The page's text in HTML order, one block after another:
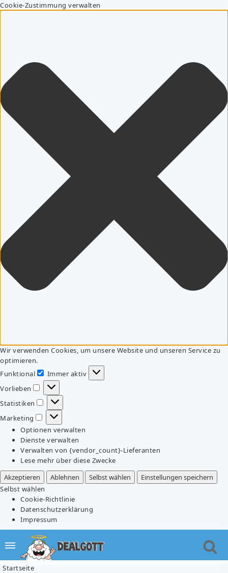
Cookie-Zustimmung verwalten
Wir verwenden Cookies, um unsere Website und unseren Service zu
optimieren.
Funktional
Funktional
Immer aktiv
Vorlieben
Vorlieben
Statistiken
Statistiken
Marketing
Marketing
Optionen verwalten
Dienste verwalten
Verwalten von {vendor_count}-Lieferanten
Lese mehr über diese Zwecke
Akzeptieren
Ablehnen Selbst wählen
Einstellungen speichern
Selbst wählen
Cookie-Richtlinie
Datenschutzerklärung
Impressum
Startseite